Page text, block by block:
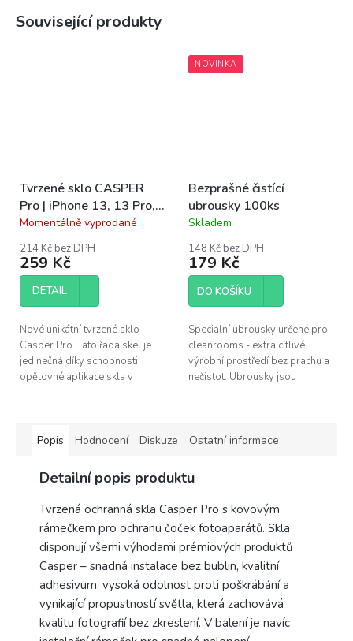
Související produkty
Tvrzené sklo CASPER
Pro | iPhone 13, 13 Pro,
14, 16e, 17e
Průměrné
produktu
je
5,0
hvězdiček.
Momentálně vyprodané
214 Kč bez DPH
259 Kč
DETAIL
Nové unikátní tvrzené sklo
Casper Pro. Tato řada skel je
jedinečná díky schopnosti
opětovné aplikace skla v
NOVINKA
Bezprašné čistící
ubrousky 100ks
Průměrné
produktu
je
4,5
hvězdiček.
Skladem
148 Kč bez DPH
179 Kč
DO KOŠÍKU
Speciální ubrousky určené pro
cleanrooms - extra citlivé
výrobní prostředí bez prachu a
nečistot. Ubrousky jsou
Popis Hodnocení Diskuze Ostatní informace
Detailní popis produktu
Tvrzená ochranná skla Casper Pro s kovovým
rámečkem pro ochranu čoček fotoaparátů. Skla
disponují všemi výhodami prémiových produktů
Casper – snadná instalace bez bublin, kvalitní
adhesivum, vysoká odolnost proti poškrábání a
vynikající propustností světla, která zachovává
kvalitu fotografií bez zkreslení. V balení je navíc